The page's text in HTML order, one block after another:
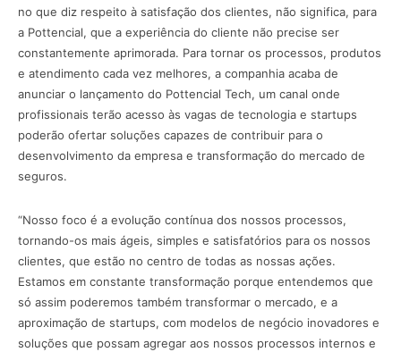
no que diz respeito à satisfação dos clientes, não significa, para
a Pottencial, que a experiência do cliente não precise ser
constantemente aprimorada. Para tornar os processos, produtos
e atendimento cada vez melhores, a companhia acaba de
anunciar o lançamento do Pottencial Tech, um canal onde
profissionais terão acesso às vagas de tecnologia e startups
poderão ofertar soluções capazes de contribuir para o
desenvolvimento da empresa e transformação do mercado de
seguros.
“Nosso foco é a evolução contínua dos nossos processos,
tornando-os mais ágeis, simples e satisfatórios para os nossos
clientes, que estão no centro de todas as nossas ações.
Estamos em constante transformação porque entendemos que
só assim poderemos também transformar o mercado, e a
aproximação de startups, com modelos de negócio inovadores e
soluções que possam agregar aos nossos processos internos e